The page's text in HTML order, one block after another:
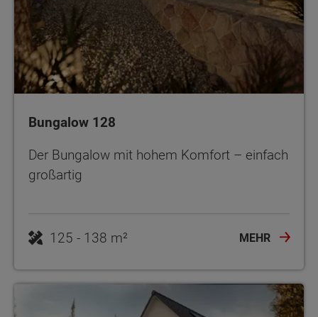
Bungalow 128
Der Bungalow mit hohem Komfort – einfach
großartig
125 - 138 m² MEHR